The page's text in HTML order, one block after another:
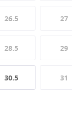
26.5 27
28.5 29
30.5 31